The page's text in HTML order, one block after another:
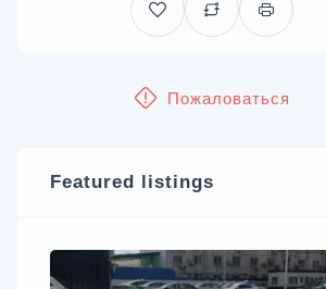
Пожаловаться
Featured listings